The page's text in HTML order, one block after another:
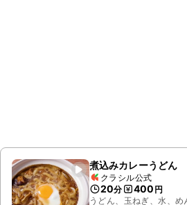
煮込みカレーうどん
クラシル公式
20分 400 円
うどん、玉ねぎ、水、